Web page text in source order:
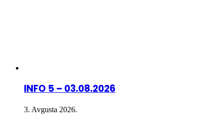
INFO 5 – 03.08.2026
3. Avgusta 2026.